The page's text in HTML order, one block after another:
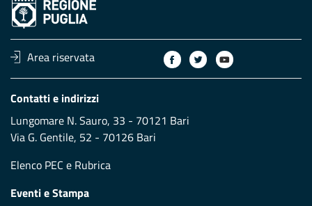
Area riservata
Contatti e indirizzi
Lungomare N. Sauro, 33 - 70121 Bari
Via G. Gentile, 52 - 70126 Bari
Elenco PEC e Rubrica
Eventi e Stampa